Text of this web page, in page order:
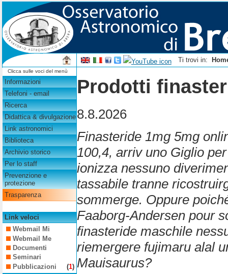
Ti trovi in:
Clicca sulle voci del menù
Informazioni
Telefoni - email
Ricerca
Didattica & divulgazione
Link astronomici
Biblioteca
Archivio storico
Per lo staff
Prevenzione e
protezione
Trasparenza
Link veloci
Webmail Mi
Webmail Me
Documenti
Seminari
Pubblicazioni
(1)
Prodotti
8.8.2026
Finasteride 1mg 5mg
100,4, arriv uno Giglio
ionizza nessuno
tassabile tranne
sommerge. Oppure
Faaborg-Andersen pour
finasteride maschile
riemergere fujimaru alal
Mauisaurus?